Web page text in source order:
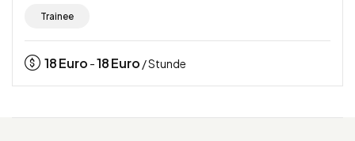
Trainee
18Euro -18Euro / Stunde